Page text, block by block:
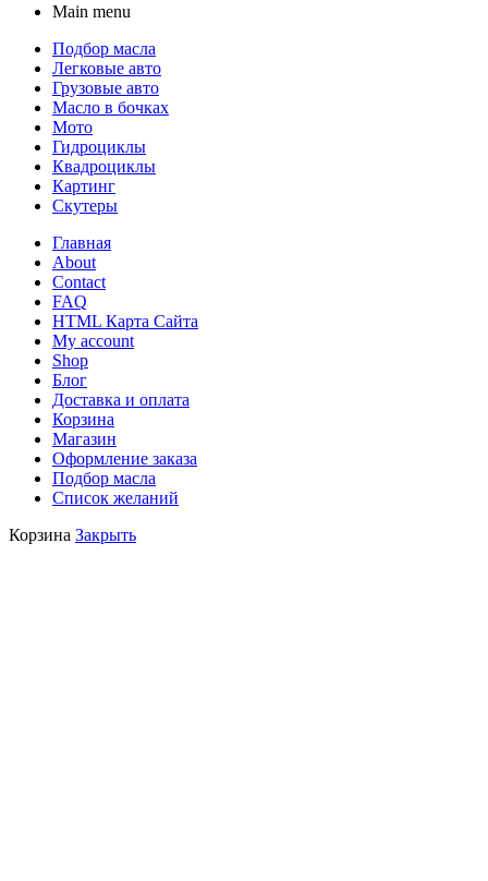
Main menu
Подбор масла
Легковые авто
Грузовые авто
Масло в бочках
Мото
Гидроциклы
Квадроциклы
Картинг
Скутеры
Главная
About
Contact
FAQ
HTML Карта Сайта
My account
Shop
Блог
Доставка и оплата
Корзина
Магазин
Оформление заказа
Подбор масла
Список желаний
Корзина Закрыть